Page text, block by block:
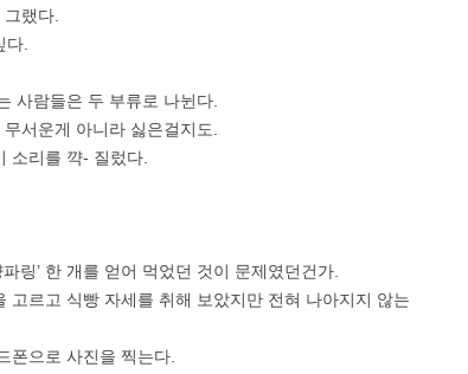
그랬다.
.
사람들은 두 부류로 나뉜다.
서운게 아니라 싫은걸지도.
소리를 꺅- 질렀다.
링’ 한 개를 얻어 먹었던 것이 문제였던건가.
고르고 식빵 자세를 취해 보았지만 전혀 나아지지 않는
폰으로 사진을 찍는다.